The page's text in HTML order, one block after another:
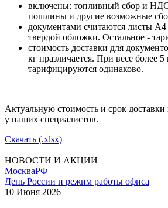
включены: топливный сбор и
пошлины и другие возможные
документами считаются листы
твердой обложки. Остальное -
стоимость доставки для
кг празличается. При весе более 5
тарифицируются одинаково.
Актуальную стоимость и срок доставки
у наших специалистов.
Скачать (.xlsx)
НОВОСТИ И АКЦИИ
МоскваРФ
День России и режим работы офиса
10 Июня 2026